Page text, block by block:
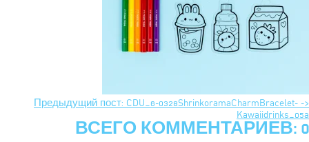
<- Предыдущий пост: CDU_6-0328ShrinkoramaCharmBracelet-
Kawaiidrinks_05a
ВСЕГО КОММЕНТАРИЕВ: 0